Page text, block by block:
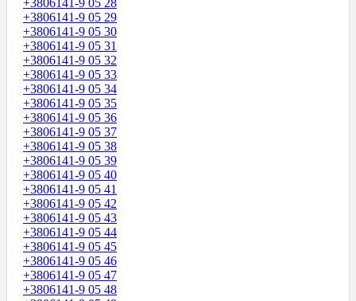
+3806141-9 05 28
+3806141-9 05 29
+3806141-9 05 30
+3806141-9 05 31
+3806141-9 05 32
+3806141-9 05 33
+3806141-9 05 34
+3806141-9 05 35
+3806141-9 05 36
+3806141-9 05 37
+3806141-9 05 38
+3806141-9 05 39
+3806141-9 05 40
+3806141-9 05 41
+3806141-9 05 42
+3806141-9 05 43
+3806141-9 05 44
+3806141-9 05 45
+3806141-9 05 46
+3806141-9 05 47
+3806141-9 05 48